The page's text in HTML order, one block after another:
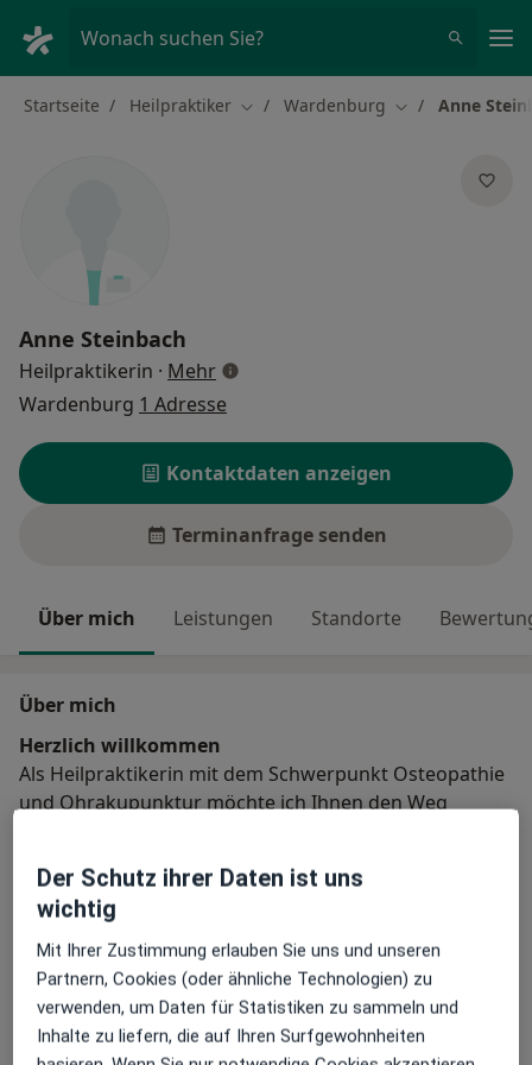
Wonach suchen Sie?
Startseite Heilpraktiker Stadt ändern
Wardenburg Stadt ändern
Anne
Anne Steinbach
Heilpraktikerin · Mehrüber Spezialisierungen
Wardenburg 1 Adresse
Kontaktdaten anzeigen
Terminanfrage senden
Über mich Leistungen Standorte
Über mich
Herzlich willkommen
Als Heilpraktikerin mit dem Schwerpunkt Osteopathie
und Ohrakupunktur möchte ich Ihnen den Weg
Der Mensch und sein Körper – das kann man nicht
trennen.
Ich habe schon immer gern mit Menschen gearbeitet
und mich im Laufe meines Lebens immer mehr für den
Meine Behandlungs­schwerpunkte
Osteopathie für Erwachsene und Kinder
Der Schutz ihrer Daten ist uns
wichtig
Mit Ihrer Zustimmung erlauben Sie uns und unseren
Partnern, Cookies (oder ähnliche Technologien) zu
verwenden, um Daten für Statistiken zu sammeln und
Inhalte zu liefern, die auf Ihren Surfgewohnheiten